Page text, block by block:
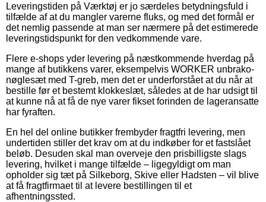
Leveringstiden på Værktøj er jo særdeles betydningsfuld i
tilfælde af at du mangler varerne fluks, og med det formål er
det nemlig passende at man ser nærmere på det estimerede
leveringstidspunkt for den vedkommende vare.
Flere e-shops yder levering på næstkommende hverdag på
mange af butikkens varer, eksempelvis WORKER unbrako-
nøglesæt med T-greb, men det er underforstået at du når at
bestille før et bestemt klokkeslæt, således at de har udsigt til
at kunne nå at få de nye varer fikset forinden de lageransatte
har fyraften.
En hel del online butikker frembyder fragtfri levering, men
undertiden stiller det krav om at du indkøber for et fastslået
beløb. Desuden skal man overveje den prisbilligste slags
levering, hvilket i mange tilfælde – ligegyldigt om man
opholder sig tæt på Silkeborg, Skive eller Hadsten – vil blive
at få fragtfirmaet til at levere bestillingen til et
afhentningssted.